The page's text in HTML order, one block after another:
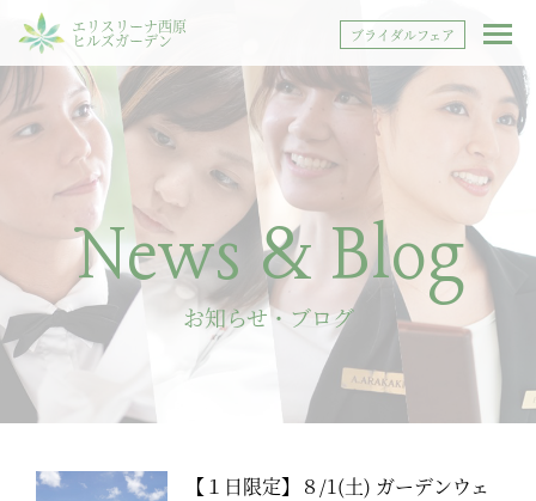
エリスリーナ西原
ヒルズガーデン ブライダルフェア
News & Blog
お知らせ・ブログ
【１日限定】８/1(土) ガーデンウェ